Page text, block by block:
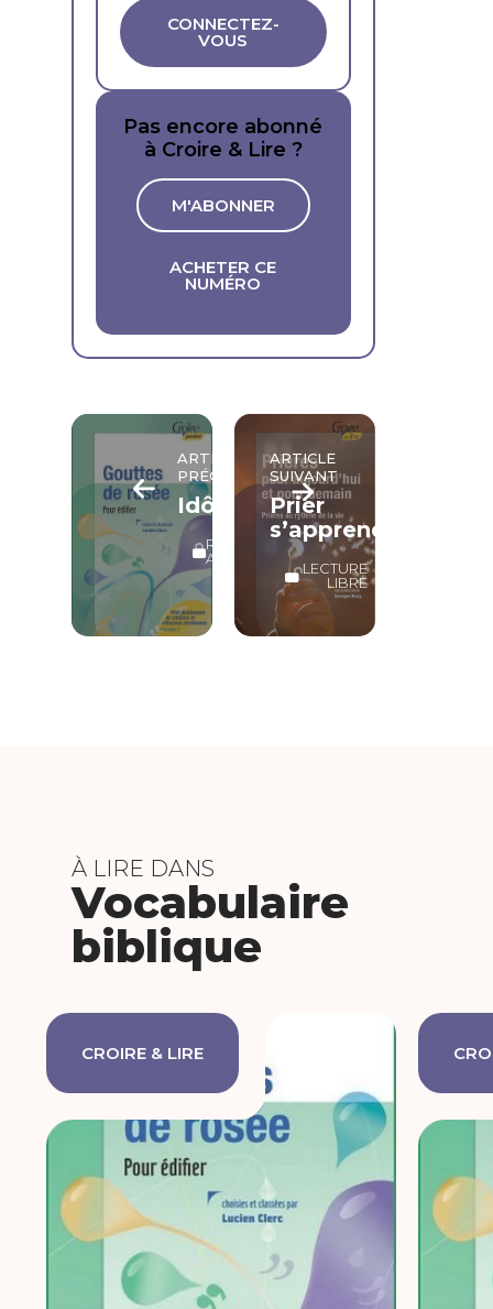
CONNECTEZ-
VOUS
Pas encore abonné
à Croire & Lire ?
M'ABONNER
ACHETER CE
NUMÉRO
ARTICLE
PRÉCÉDENT
Idôlatrie
RÉSERVÉ
ABONNÉS
ARTICLE
SUIVANT
Prier
s’apprend
LECTURE
LIBRE
À LIRE DANS
Vocabulaire
biblique
CROIRE & LIRE